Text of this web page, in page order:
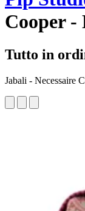
Cooper -
Tutto in
Jabali - Necessaire